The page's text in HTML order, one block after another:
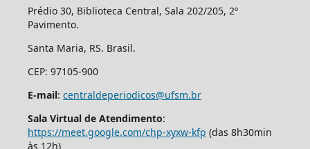
Prédio 30, Biblioteca Central, Sala 202/205, 2º
Pavimento.
Santa Maria, RS. Brasil.
CEP: 97105-900
E-mail: centraldeperiodicos@ufsm.br
Sala Virtual de Atendimento:
https://meet.google.com/chp-xyxw-kfp (das 8h30min
às 12h)